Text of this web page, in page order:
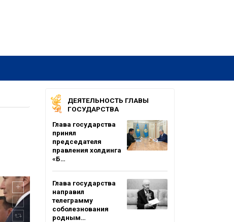
ДЕЯТЕЛЬНОСТЬ ГЛАВЫ
ГОСУДАРСТВА
Глава государства
принял
председателя
правления холдинга
«Б…
Глава государства
направил
телеграмму
соболезнования
родным…